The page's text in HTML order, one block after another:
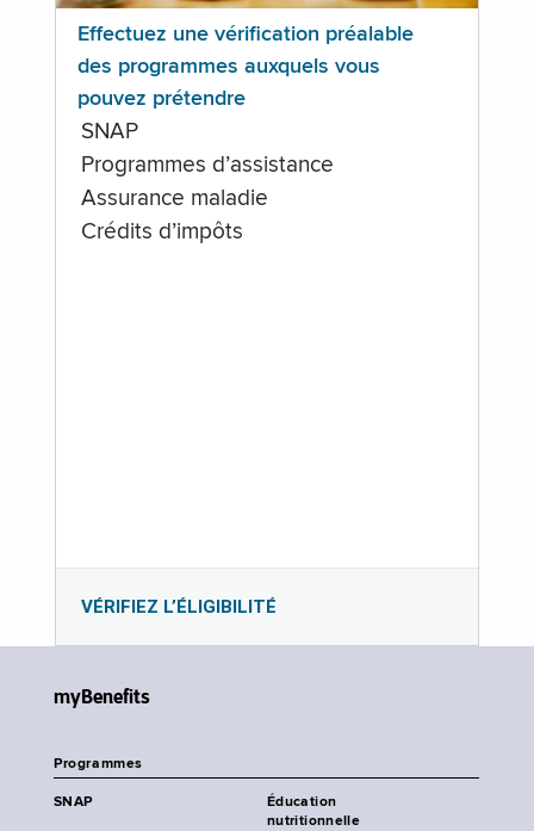
Effectuez une vérification préalable
des programmes auxquels vous
pouvez prétendre
SNAP
Programmes d’assistance
Assurance maladie
Crédits d’impôts
VÉRIFIEZ L’ÉLIGIBILITÉ
myBenefits
Programmes
SNAP
Éducation
nutritionnelle